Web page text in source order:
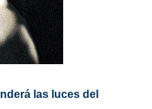
las luces del